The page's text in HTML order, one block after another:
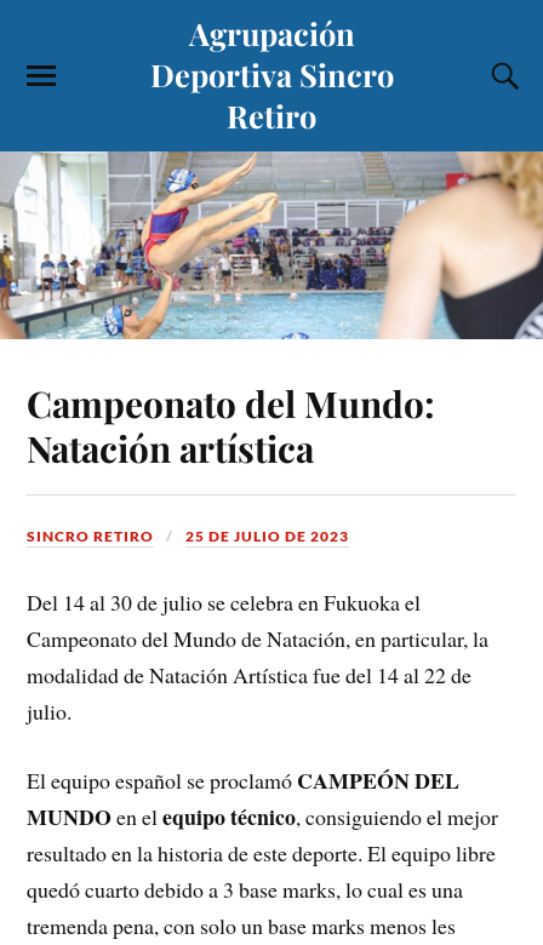
Agrupación
Deportiva Sincro
Retiro
Campeonato del Mundo:
Natación artística
SINCRO RETIRO 25 DE JULIO DE 2023
Del 14 al 30 de julio se celebra en Fukuoka el
Campeonato del Mundo de Natación, en particular, la
modalidad de Natación Artística fue del 14 al 22 de
julio.
El equipo español se proclamó CAMPEÓN DEL
MUNDOen elequipo técnico, consiguiendo el mejor
resultado en la historia de este deporte. El equipo libre
quedó cuarto debido a 3 base marks, lo cual es una
tremenda pena, con solo un base marks menos les